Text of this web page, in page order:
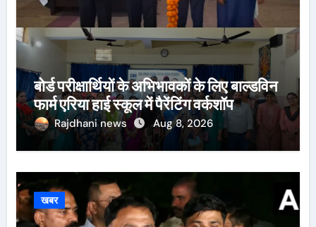
बोर्ड परीक्षार्थियों के अभिभावकों के लिए बाल्डविन
फार्म एरिया हाई स्कूल में पैरेंटिंग वर्कशॉप
Rajdhani news Aug 8, 2026
खबर